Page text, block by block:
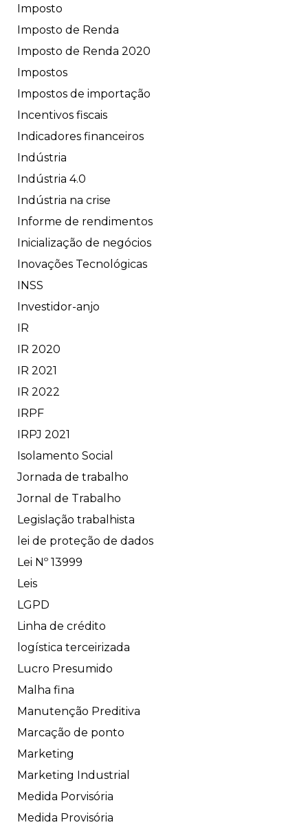
Imposto
Imposto de Renda
Imposto de Renda 2020
Impostos
Impostos de importação
Incentivos fiscais
Indicadores financeiros
Indústria
Indústria 4.0
Indústria na crise
Informe de rendimentos
Inicialização de negócios
Inovações Tecnológicas
INSS
Investidor-anjo
IR
IR 2020
IR 2021
IR 2022
IRPF
IRPJ 2021
Isolamento Social
Jornada de trabalho
Jornal de Trabalho
Legislação trabalhista
lei de proteção de dados
Lei Nº 13999
Leis
LGPD
Linha de crédito
logística terceirizada
Lucro Presumido
Malha fina
Manutenção Preditiva
Marcação de ponto
Marketing
Marketing Industrial
Medida Porvisória
Medida Provisória